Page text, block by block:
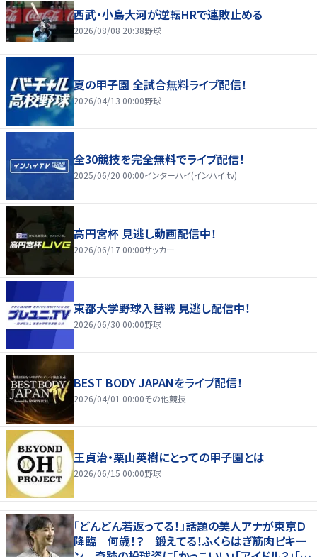
西武・小島大河が逆転HRで連敗止める
2026/08/08 20:38野球
夏の甲子園 全試合無料ライブ配信！
2026/04/13 00:00野球
全30競技を完全無料でライブ配信！
2025/06/20 00:00インターハイ(インハイ.tv)
高円宮杯 見逃し動画配信中！
2026/06/17 00:00サッカー
東都大学野球入替戦 見逃し配信中！
2026/06/30 00:00野球
BEST BODY JAPANをライブ配信！
2026/04/01 00:00その他競技
王貞治・栗山英樹にとっての甲子園とは
2026/06/15 00:00野球
「どんどん若返ってる！」話題の美人アナが東京Ｄ
降臨 何歳！？ 鍛えてる！ふくらはぎ筋肉ピキー